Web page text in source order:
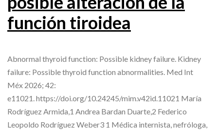
función tiroidea
Abnormal thyroid function: Possible kidney failure. Kidney
failure: Possible thyroid function abnormalities. Med Int
Méx 2026; 42:
e11021. https://doi.org/10.24245/mim.v42id.11021 María
Rodríguez Armida,1 Andrea Bardan Duarte,2 Federico
Leopoldo Rodríguez Weber3 1 Médica internista, nefróloga,